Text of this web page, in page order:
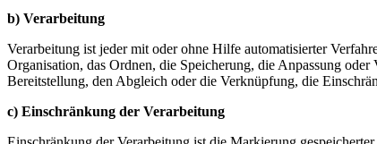
b) Verarbeitung
Verarbeitung ist jeder mit oder ohne Hilfe automatisierter
Organisation, das Ordnen, die Speicherung, die Anpassung
Bereitstellung, den Abgleich oder die Verknüpfung, die
c) Einschränkung der Verarbeitung